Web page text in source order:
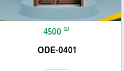
4500 ₪
ODE-0401